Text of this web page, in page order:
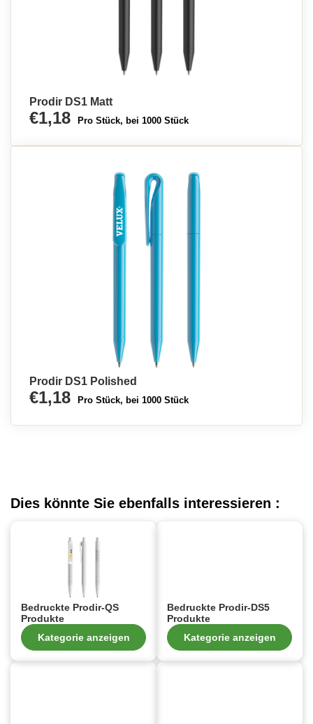
Prodir DS1 Matt
€1,18 Pro Stück, bei 1000 Stück
Prodir DS1 Polished
€1,18 Pro Stück, bei 1000 Stück
Dies könnte Sie ebenfalls interessieren :
Bedruckte Prodir-QS
Produkte
Kategorie anzeigen
Bedruckte Prodir-DS5
Produkte
Kategorie anzeigen